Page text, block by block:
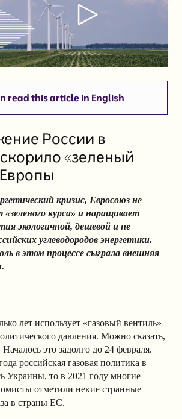
read this article in English
России в
«зеленый
кризис, Евросоюз не
курса» и наращивает
экологичной, дешевой и не
углеводородов энергетики.
в этом процессе сыграла внешняя
лет использует «газовый вентиль»
давления. Можно сказать,
это задолго до 24 февраля.
российская газовая политика в
Украины, то в 2021 году многие
отметили некие странные
в страны ЕС.